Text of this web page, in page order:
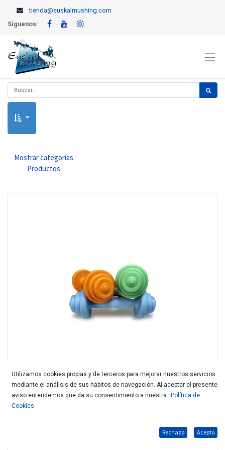
tienda@euskalmushing.com
Síguenos:
Mostrar categorías
Productos
D.SUMPLAST MANCUERNA PERFUMADA 19,5cm SUM0033
Utilizamos cookies propias y de terceros para mejorar nuestros servicios
mediante el análisis de sus hábitos de navegación. Al aceptar el presente
aviso entendemos que da su consentimiento a nuestra
Política de
Cookies
Rechazo Acepto